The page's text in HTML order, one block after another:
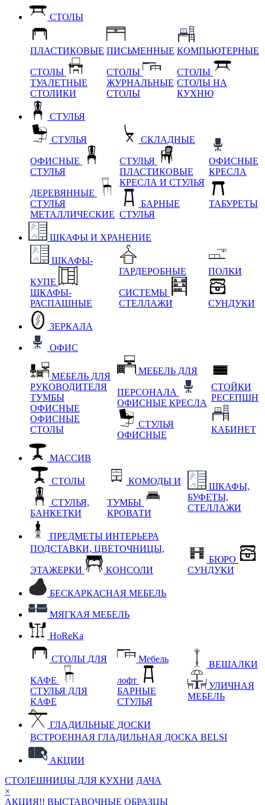
СТОЛЫ
ПЛАСТИКОВЫЕ
СТОЛЫ
ТУАЛЕТНЫЕ
СТОЛИКИ
ПИСЬМЕННЫЕ
СТОЛЫ
ЖУРНАЛЬНЫЕ
СТОЛЫ
КОМПЬЮТЕРНЫЕ
СТОЛЫ
СТОЛЫ НА
КУХНЮ
СТУЛЬЯ
СТУЛЬЯ
ОФИСНЫЕ
СТУЛЬЯ
ДЕРЕВЯННЫЕ
СТУЛЬЯ
МЕТАЛЛИЧЕСКИЕ
СКЛАДНЫЕ
СТУЛЬЯ
ПЛАСТИКОВЫЕ
КРЕСЛА И СТУЛЬЯ
БАРНЫЕ
СТУЛЬЯ
ОФИСНЫЕ
КРЕСЛА
ТАБУРЕТЫ
ШКАФЫ И ХРАНЕНИЕ
ШКАФЫ-
КУПЕ
ШКАФЫ-
РАСПАШНЫЕ
ГАРДЕРОБНЫЕ
СИСТЕМЫ
СТЕЛЛАЖИ
ПОЛКИ
СУНДУКИ
ЗЕРКАЛА
ОФИС
МЕБЕЛЬ ДЛЯ
РУКОВОДИТЕЛЯ
ТУМБЫ
ОФИСНЫЕ
ОФИСНЫЕ
СТОЛЫ
МЕБЕЛЬ ДЛЯ
ПЕРСОНАЛА
ОФИСНЫЕ КРЕСЛА
СТУЛЬЯ
ОФИСНЫЕ
СТОЙКИ
РЕСЕПШН
КАБИНЕТ
МАССИВ
СТОЛЫ
СТУЛЬЯ,
БАНКЕТКИ
КОМОДЫ И
ТУМБЫ
КРОВАТИ
ШКАФЫ,
БУФЕТЫ,
СТЕЛЛАЖИ
ПРЕДМЕТЫ ИНТЕРЬЕРА
ПОДСТАВКИ, ЦВЕТОЧНИЦЫ,
ЭТАЖЕРКИ КОНСОЛИ
БЮРО
СУНДУКИ
БЕСКАРКАСНАЯ МЕБЕЛЬ
МЯГКАЯ МЕБЕЛЬ
HoReKa
СТОЛЫ ДЛЯ
КАФЕ
СТУЛЬЯ ДЛЯ
КАФЕ
Мебель
лофт
БАРНЫЕ
СТУЛЬЯ
ВЕШАЛКИ
УЛИЧНАЯ
МЕБЕЛЬ
ГЛАДИЛЬНЫЕ ДОСКИ
ВСТРОЕННАЯ ГЛАДИЛЬНАЯ ДОСКА BELSI
АКЦИИ
СТОЛЕШНИЦЫ ДЛЯ КУХНИ ДАЧА
×
АКЦИЯ!! ВЫСТАВОЧНЫЕ ОБРАЗЦЫ